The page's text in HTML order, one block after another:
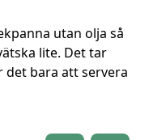
utan olja så
lite. Det tar
det bara att servera